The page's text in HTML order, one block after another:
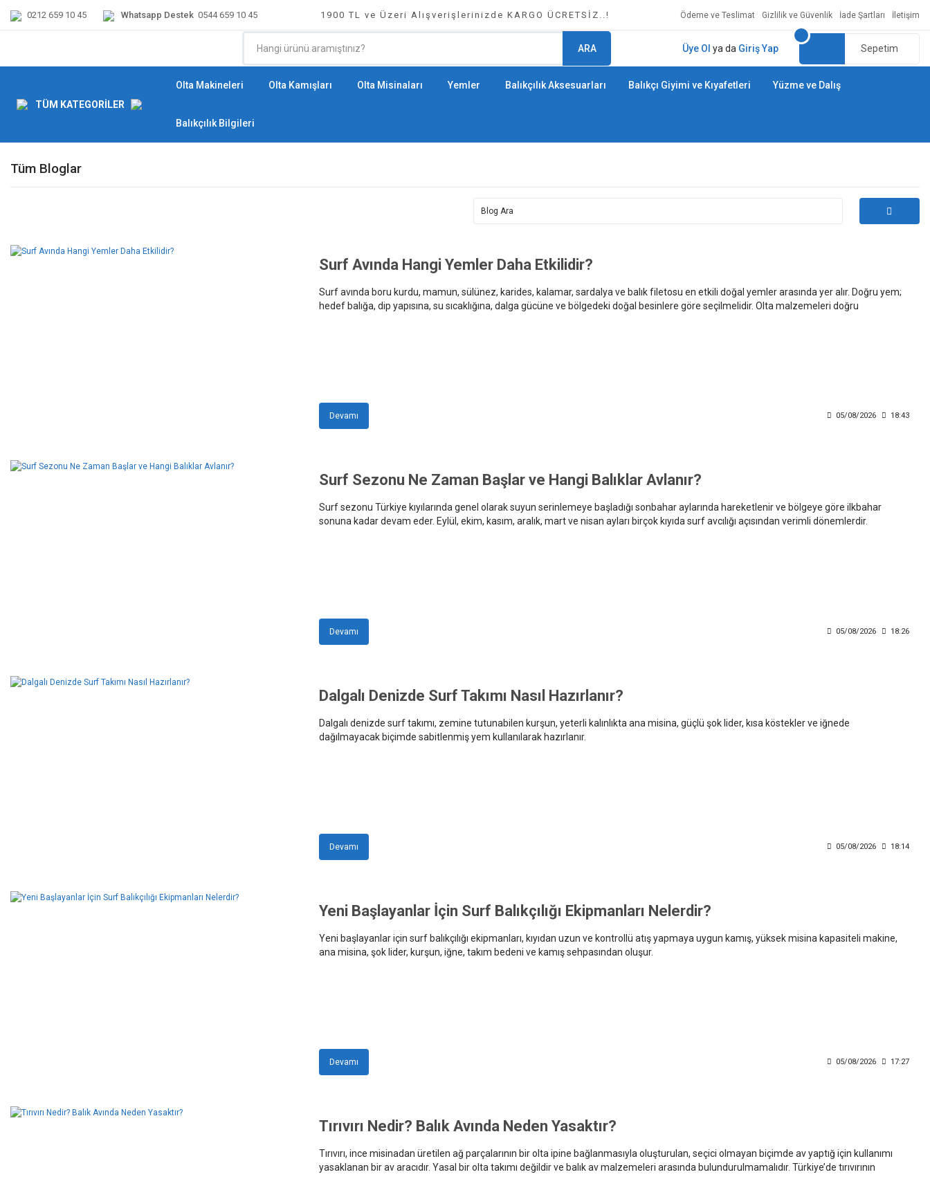
0212 659 10 45 Whatsapp Destek 0544 659 10 45 1900 TL ve Üzeri Alışverişlerinizde KARGO ÜCRETSİZ..! Ödeme ve Teslimat Gizlilik ve Güvenlik İade Şartları İletişim
ARA Üye Ol ya da Giriş Yap Sepetim
TÜM KATEGORİLER
Olta Makineleri Olta Kamışları Olta Misinaları Yemler Balıkçılık Aksesuarları Balıkçı Giyimi ve Kıyafetleri Yüzme ve Dalış
Balıkçılık Bilgileri
Tüm Bloglar
Surf Avında Hangi Yemler Daha Etkilidir?
Surf avında boru kurdu, mamun, sülünez, karides, kalamar, sardalya ve balık filetosu en etkili doğal yemler arasında yer alır. Doğru yem;
hedef balığa, dip yapısına, su sıcaklığına, dalga gücüne ve bölgedeki doğal besinlere göre seçilmelidir. Olta malzemeleri doğru
Devamı 05/08/2026 18:43
Surf Sezonu Ne Zaman Başlar ve Hangi Balıklar Avlanır?
Surf sezonu Türkiye kıyılarında genel olarak suyun serinlemeye başladığı sonbahar aylarında hareketlenir ve bölgeye göre ilkbahar
sonuna kadar devam eder. Eylül, ekim, kasım, aralık, mart ve nisan ayları birçok kıyıda surf avcılığı açısından verimli dönemlerdir.
Devamı 05/08/2026 18:26
Dalgalı Denizde Surf Takımı Nasıl Hazırlanır?
Dalgalı denizde surf takımı, zemine tutunabilen kurşun, yeterli kalınlıkta ana misina, güçlü şok lider, kısa köstekler ve iğnede
dağılmayacak biçimde sabitlenmiş yem kullanılarak hazırlanır.
Devamı 05/08/2026 18:14
Yeni Başlayanlar İçin Surf Balıkçılığı Ekipmanları Nelerdir?
Yeni başlayanlar için surf balıkçılığı ekipmanları, kıyıdan uzun ve kontrollü atış yapmaya uygun kamış, yüksek misina kapasiteli makine,
ana misina, şok lider, kurşun, iğne, takım bedeni ve kamış sehpasından oluşur.
Devamı 05/08/2026 17:27
Tırıvırı Nedir? Balık Avında Neden Yasaktır?
Tırıvırı, ince misinadan üretilen ağ parçalarının bir olta ipine bağlanmasıyla oluşturulan, seçici olmayan biçimde av yaptığ için kullanımı
yasaklanan bir av aracıdır. Yasal bir olta takımı değildir ve balık av malzemeleri arasında bulundurulmamalıdır. Türkiye’de tırıvırının